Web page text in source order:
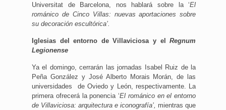
Universitat de Barcelona, nos hablará sobre la ‘El
románico de Cinco Villas: nuevas aportaciones sobre
su decoración escultórica’.
Iglesias del entorno de Villaviciosa y elRegnum
Legionense
Ya el domingo, cerrarán las jornadas Isabel Ruiz de la
Peña González y José Alberto Morais Morán, de las
universidades de Oviedo y León, respectivamente. La
primera ofrecerá la ponencia ‘El románico en el entorno
de Villaviciosa: arquitectura e iconografía’, mientras que